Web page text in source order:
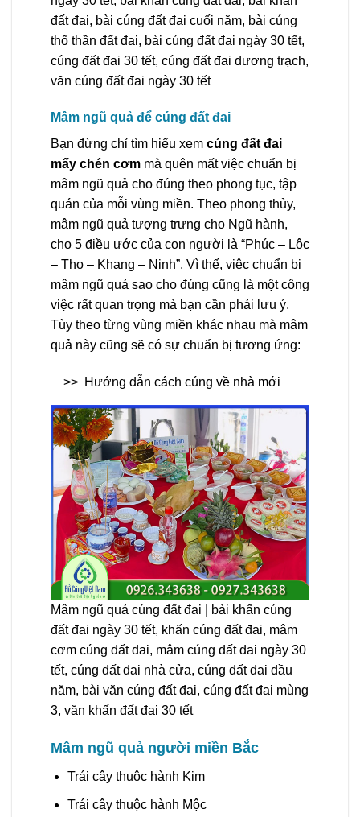
đất đai, bài cúng đất đai cuối năm, bài cúng
thổ thần đất đai, bài cúng đất đai ngày 30 tết,
cúng đất đai 30 tết, cúng đất đai dương trạch,
văn cúng đất đai ngày 30 tết
Mâm ngũ quả để cúng đất đai
Bạn đừng chỉ tìm hiểu xem cúng đất đai
mấy chén cơm mà quên mất việc chuẩn bị
mâm ngũ quả cho đúng theo phong tục, tập
quán của mỗi vùng miền. Theo phong thủy,
mâm ngũ quả tượng trưng cho Ngũ hành,
cho 5 điều ước của con người là “Phúc – Lộc
– Thọ – Khang – Ninh”. Vì thế, việc chuẩn bị
mâm ngũ quả sao cho đúng cũng là một công
việc rất quan trọng mà bạn cần phải lưu ý.
Tùy theo từng vùng miền khác nhau mà mâm
quả này cũng sẽ có sự chuẩn bị tương ứng:
>> Hướng dẫn cách cúng về nhà mới
Mâm ngũ quả cúng đất đai | bài khấn cúng
đất đai ngày 30 tết, khấn cúng đất đai, mâm
cơm cúng đất đai, mâm cúng đất đai ngày 30
tết, cúng đất đai nhà cửa, cúng đất đai đầu
năm, bài văn cúng đất đai, cúng đất đai mùng
3, văn khấn đất đai 30 tết
Mâm ngũ quả người miền Bắc
Trái cây thuộc hành Kim
Trái cây thuộc hành Mộc